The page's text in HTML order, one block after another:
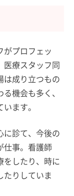
がプロフェッ
医療スタッフ同
は成り立つもの
機会も多く、
ます。
に診て、今後の
仕事。看護師
をしたり、時に
たりしていま